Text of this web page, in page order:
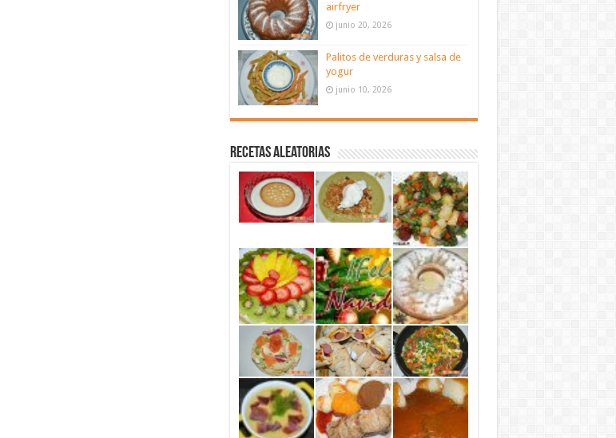
airfryer
junio 20, 2026
Palitos de verduras y salsa de
yogur
junio 10, 2026
Recetas aleatorias